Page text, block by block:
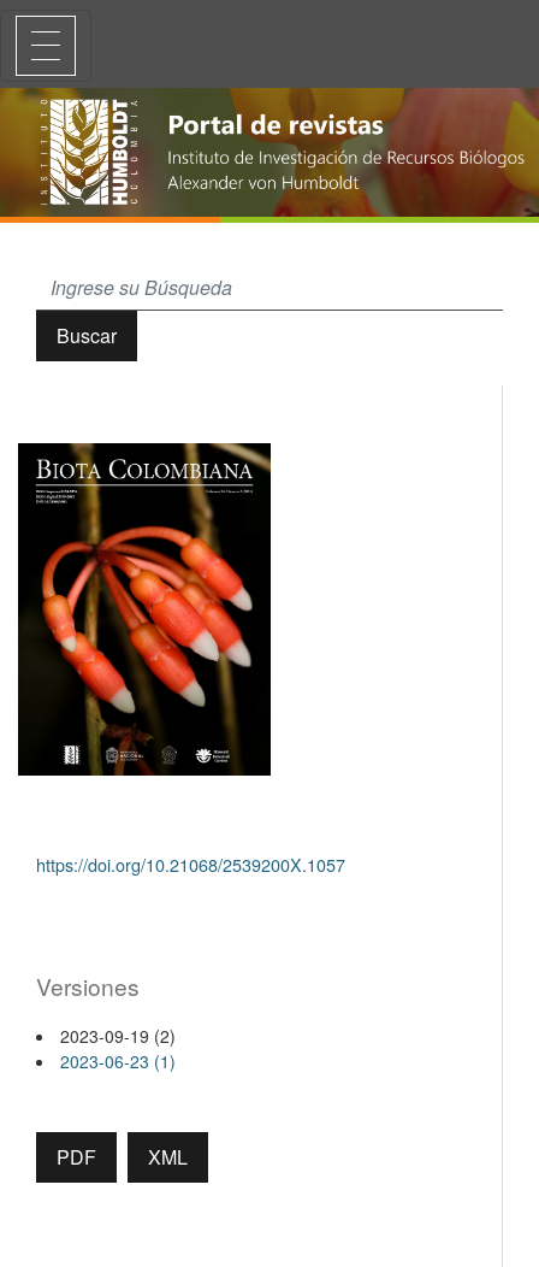
Abundancia en poblaciones de peces cirujanos (Acanthuridae) en un
Buscar
https://doi.org/10.21068/2539200X.1057
Versiones
2023-09-19 (2)
2023-06-23 (1)
PDF XML